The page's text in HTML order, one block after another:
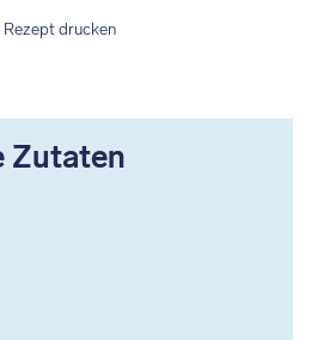
Rezept drucken
Zutaten